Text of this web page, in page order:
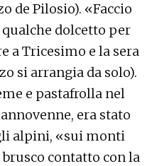
de Pilosio). «Faccio
dolcetto per
a Tricesimo e la sera
si arrangia da solo).
e pastafrolla nel
era stato
alpini, «sui monti
contatto con la